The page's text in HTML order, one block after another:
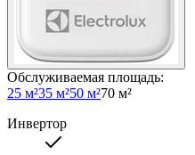
Обслуживаемая площадь:
25 м²35 м²50 м²70 м²
Инвертор